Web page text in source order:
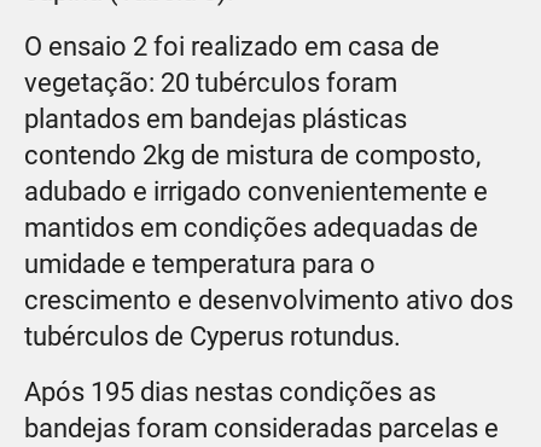
O ensaio 2 foi realizado em casa de
vegetação: 20 tubérculos foram
plantados em bandejas plásticas
contendo 2kg de mistura de composto,
adubado e irrigado convenientemente e
mantidos em condições adequadas de
umidade e temperatura para o
crescimento e desenvolvimento ativo dos
tubérculos de Cyperus rotundus.
Após 195 dias nestas condições as
bandejas foram consideradas parcelas e